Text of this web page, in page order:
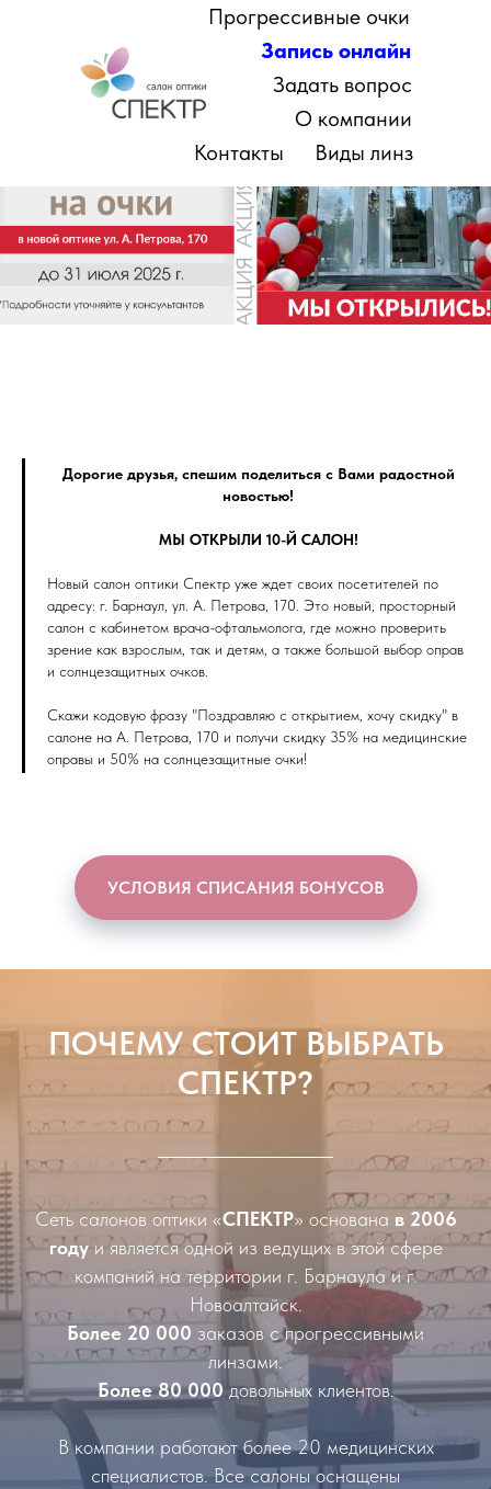
Прогрессивные очки
Виды линз
О компании
Запись онлайн
Задать вопрос
Контакты
Дорогие друзья, спешим поделиться с Вами радостной
новостью!
МЫ ОТКРЫЛИ 10-Й САЛОН!
Новый салон оптики Спектр уже ждет своих посетителей по
адресу: г. Барнаул, ул. А. Петрова, 170. Это новый, просторный
салон с кабинетом врача-офтальмолога, где можно проверить
зрение как взрослым, так и детям, а также большой выбор оправ
и солнцезащитных очков.
Скажи кодовую фразу "Поздравляю с открытием, хочу скидку" в
салоне на А. Петрова, 170 и получи скидку 35% на медицинские
оправы и 50% на солнцезащитные очки!
УСЛОВИЯ СПИСАНИЯ БОНУСОВ
ПОЧЕМУ СТОИТ ВЫБРАТЬ
СПЕКТР?
Сеть салонов оптики «СПЕКТР» основана в 2006
годуи является одной из ведущих в этой сфере
компаний на территории г. Барнаула и г.
Новоалтайск.
Более 20 000 заказов с прогрессивными
линзами.
Более 80 000 довольных клиентов.
В компании работают более 20 медицинских
специалистов. Все салоны оснащены